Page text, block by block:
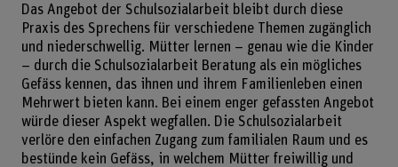
Das Angebot der Schulsozialarbeit bleibt durch diese
Praxis des Sprechens für verschiedene Themen zugänglich
und niederschwellig. Mütter lernen – genau wie die Kinder
– durch die Schulsozialarbeit Beratung als ein mögliches
Gefäss kennen, das ihnen und ihrem Familienleben einen
Mehrwert bieten kann. Bei einem enger gefassten Angebot
würde dieser Aspekt wegfallen. Die Schulsozialarbeit
verlöre den einfachen Zugang zum familialen Raum und es
bestünde kein Gefäss, in welchem Mütter freiwillig und